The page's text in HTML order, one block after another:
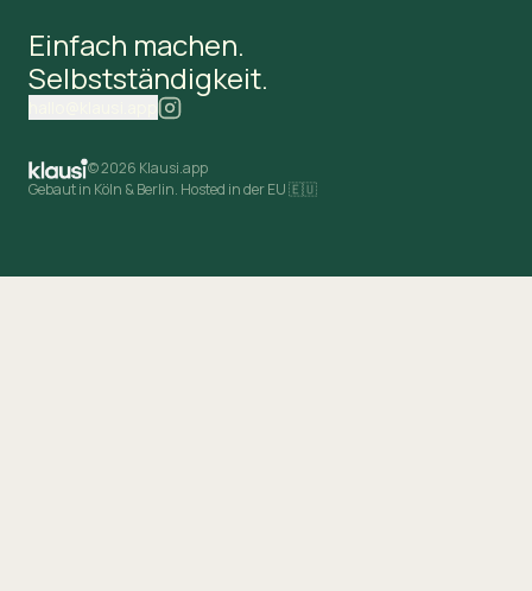
Einfach machen.
Selbstständigkeit.
©2026 Klausi.app
Gebaut in Köln & Berlin. Hosted in der EU 🇪🇺